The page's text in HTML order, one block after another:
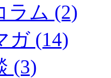
ラム (2)
ガ (14)
(3)